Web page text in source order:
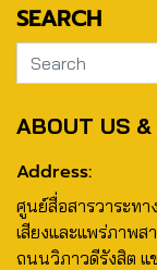
SEARCH
ABOUT US
Address:
ศูนย์สื่อสารวาระทา
เสียงและแพร่ภาพส
ถนนวิภาวดีรังสิต แ